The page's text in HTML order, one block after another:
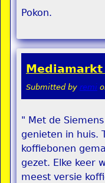
Pokon.
Submitted by remi
" Met de
genieten in huis.
koffiebonen
gezet. Elke keer
meest versie